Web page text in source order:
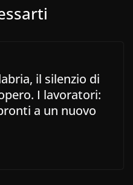
il silenzio di
I lavoratori:
a un nuovo